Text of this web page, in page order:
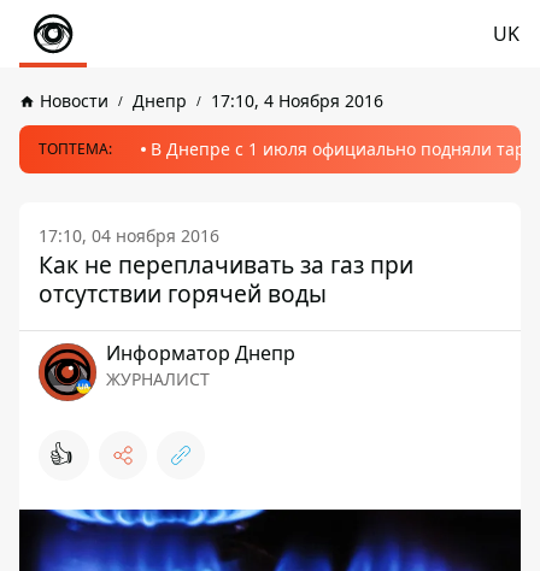
UK
Новости Днепр 17:10, 4 Ноября 2016
ТОПТЕМА: В Днепре с 1 июля официально подняли
17:10, 04 ноября 2016
Как не переплачивать за газ при
отсутствии горячей воды
Информатор Днепр
ЖУРНАЛИСТ
👍